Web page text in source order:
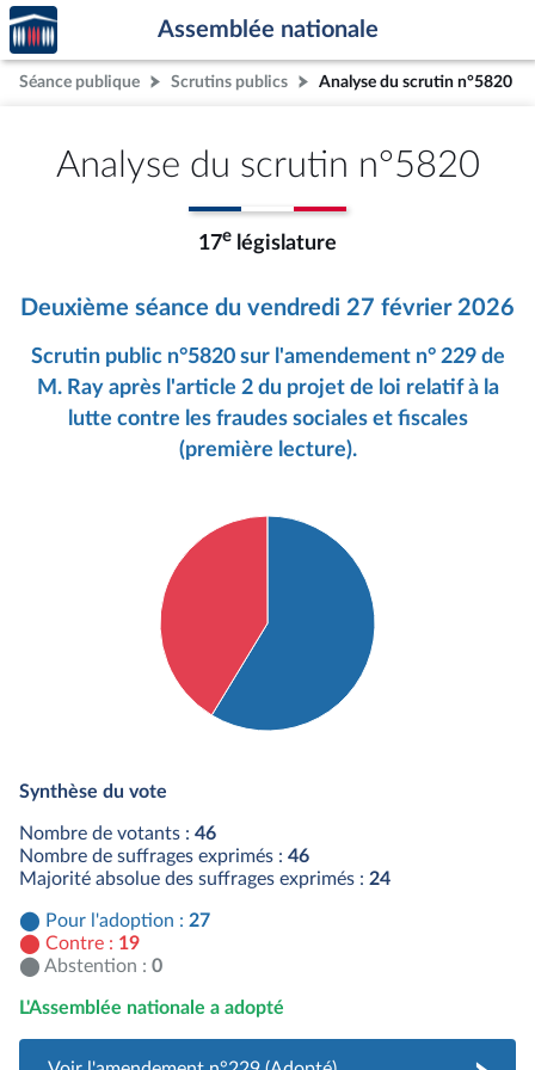
Aller au contenu
Aller en bas de la page
Accèder
à la
page
d'accueil
Assemblée nationale
Séance publique Scrutins publics Analyse du scrutin n°5820
Analyse du scrutin n°5820
17e législature
Deuxième séance du vendredi 27 février 2026
Scrutin public n°5820 sur l'amendement n° 229 de
M. Ray après l'article 2 du projet de loi relatif à la
lutte contre les fraudes sociales et fiscales
(première lecture).
Synthèse du vote
Nombre de votants : 46
Nombre de suffrages exprimés : 46
Majorité absolue des suffrages exprimés : 24
Pour l'adoption : 27
Contre : 19
Abstention : 0
L'Assemblée nationale a adopté